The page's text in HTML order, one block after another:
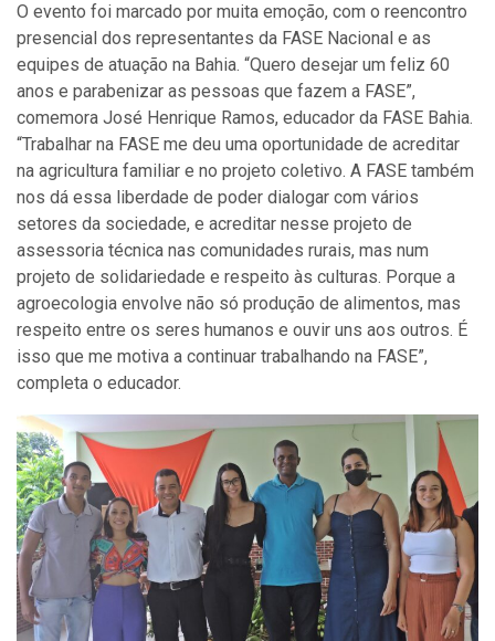
O evento foi marcado por muita emoção, com o reencontro
presencial dos representantes da FASE Nacional e as
equipes de atuação na Bahia. “Quero desejar um feliz 60
anos e parabenizar as pessoas que fazem a FASE”,
comemora José Henrique Ramos, educador da FASE Bahia.
“Trabalhar na FASE me deu uma oportunidade de acreditar
na agricultura familiar e no projeto coletivo. A FASE também
nos dá essa liberdade de poder dialogar com vários
setores da sociedade, e acreditar nesse projeto de
assessoria técnica nas comunidades rurais, mas num
projeto de solidariedade e respeito às culturas. Porque a
agroecologia envolve não só produção de alimentos, mas
respeito entre os seres humanos e ouvir uns aos outros. É
isso que me motiva a continuar trabalhando na FASE”,
completa o educador.